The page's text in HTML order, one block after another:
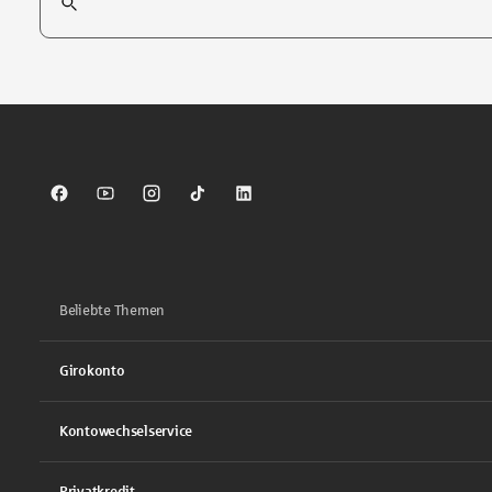
Sparkasse auf Facebook
Sparkasse auf Youtube
Sparkasse auf Instagram
Sparkasse auf TikTok
Sparkasse auf LinkedIn
Beliebte Themen
Girokonto
Kontowechselservice